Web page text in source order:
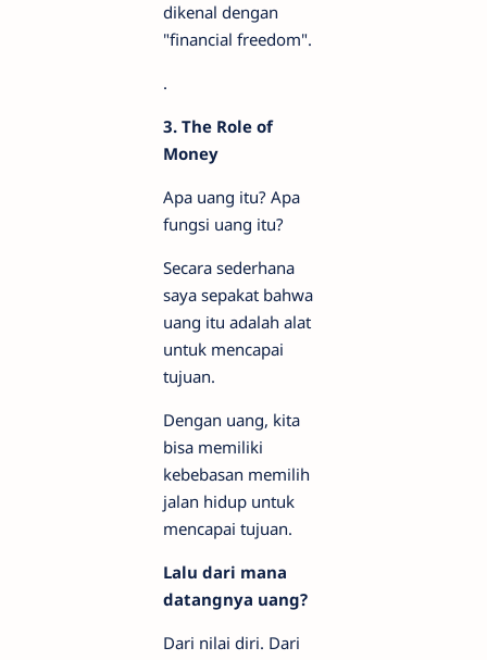
dikenal dengan
"financial freedom".
.
3. The Role of
Money
Apa uang itu? Apa
fungsi uang itu?
Secara sederhana
saya sepakat bahwa
uang itu adalah alat
untuk mencapai
tujuan.
Dengan uang, kita
bisa memiliki
kebebasan memilih
jalan hidup untuk
mencapai tujuan.
Lalu dari mana
datangnya uang?
Dari nilai diri. Dari